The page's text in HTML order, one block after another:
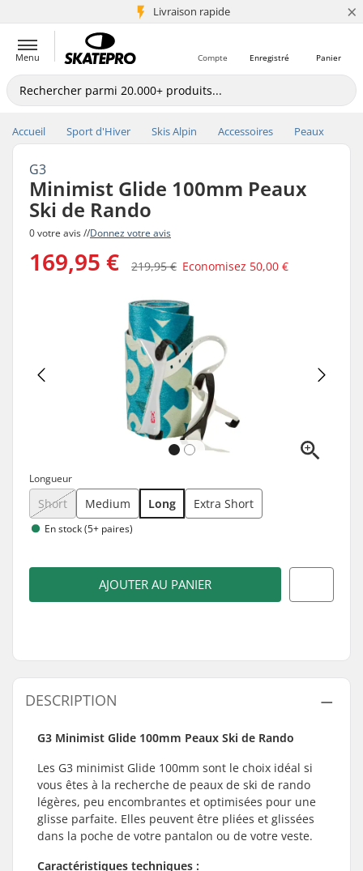
Livraison rapide
+5 mio de clients ×
Menu Panier
Enregistré
Compte
Accueil Sport d'Hiver Skis Alpin Accessoires Peaux
G3
Minimist Glide 100mm Peaux
Ski de Rando
0 votre avis //Donnez votre avis
169,95 € 219,95 € Economisez 50,00 €
Longueur
Short Medium Long Extra Short
En stock (5+ paires)
AJOUTER AU PANIER
DESCRIPTION
G3 Minimist Glide 100mm Peaux Ski de Rando
Les G3 minimist Glide 100mm sont le choix idéal si
vous êtes à la recherche de peaux de ski de rando
légères, peu encombrantes et optimisées pour une
glisse parfaite. Elles peuvent être pliées et glissées
dans la poche de votre pantalon ou de votre veste.
Caractéristiques techniques :